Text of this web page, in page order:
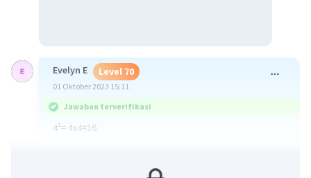
Evelyn E Level 70
01 Oktober 2023 15:11
Jawaban terverifikasi
4²= 4x4=16